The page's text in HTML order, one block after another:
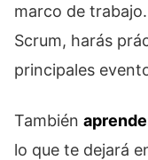
marco de
Scrum, harás
principales
También
lo que te dejará